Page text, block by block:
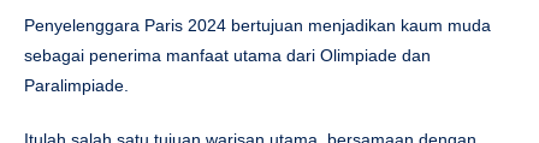
Penyelenggara Paris 2024 bertujuan menjadikan kaum muda
sebagai penerima manfaat utama dari Olimpiade dan
Paralimpiade.